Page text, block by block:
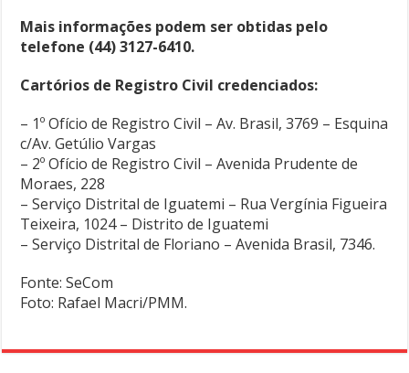
Mais informações podem ser obtidas pelo
telefone (44) 3127-6410.
Cartórios de Registro Civil credenciados:
– 1º Ofício de Registro Civil – Av. Brasil, 3769 – Esquina
c/Av. Getúlio Vargas
– 2º Ofício de Registro Civil – Avenida Prudente de
Moraes, 228
– Serviço Distrital de Iguatemi – Rua Vergínia Figueira
Teixeira, 1024 – Distrito de Iguatemi
– Serviço Distrital de Floriano – Avenida Brasil, 7346.
Fonte: SeCom
Foto: Rafael Macri/PMM.